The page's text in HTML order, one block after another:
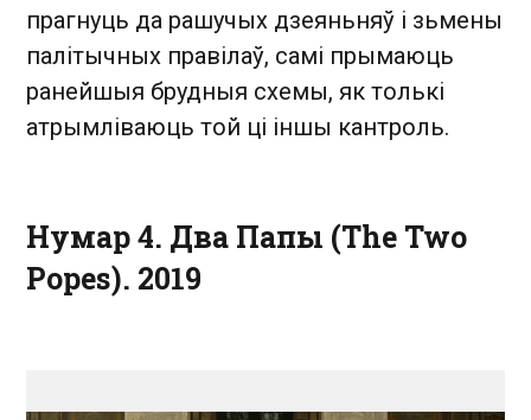
прагнуць да рашучых дзеяньняў і зьмены
палітычных правілаў, самі прымаюць
ранейшыя брудныя схемы, як толькі
атрымліваюць той ці іншы кантроль.
Нумар 4. Два Папы (The Two
Popes). 2019